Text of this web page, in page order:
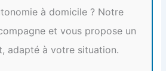
à domicile ? Notre
et vous propose un
adapté à votre situation.